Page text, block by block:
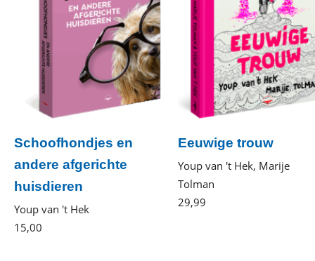
Schoofhondjes en
andere afgerichte
huisdieren
Youp van 't Hek
15,00
Eeuwige trouw
Youp van 't Hek, Marije
Tolman
29,99